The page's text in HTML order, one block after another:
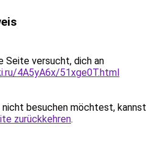
Seite versucht, dich an
4A5yA6x/51xge0T.html
besuchen möchtest, kannst
zurückkehren.